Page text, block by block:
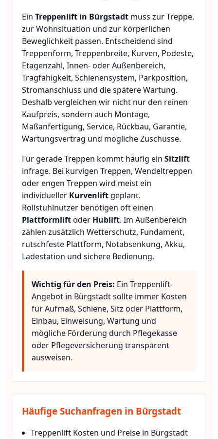
Ein Treppenlift in Bürgstadt muss zur Treppe,
zur Wohnsituation und zur körperlichen
Beweglichkeit passen. Entscheidend sind
Treppenform, Treppenbreite, Kurven, Podeste,
Etagenzahl, Innen- oder Außenbereich,
Tragfähigkeit, Schienensystem, Parkposition,
Stromanschluss und die spätere Wartung.
Deshalb vergleichen wir nicht nur den reinen
Kaufpreis, sondern auch Montage,
Maßanfertigung, Service, Rückbau, Garantie,
Wartungsvertrag und mögliche Zuschüsse.
Für gerade Treppen kommt häufig ein Sitzlift
infrage. Bei kurvigen Treppen, Wendeltreppen
oder engen Treppen wird meist ein
individueller Kurvenlift geplant.
Rollstuhlnutzer benötigen oft einen
Plattformliftoder Hublift. Im Außenbereich
zählen zusätzlich Wetterschutz, Fundament,
rutschfeste Plattform, Notabsenkung, Akku,
Ladestation und sichere Bedienung.
Wichtig für den Preis: Ein Treppenlift-
Angebot in Bürgstadt sollte immer Kosten
für Aufmaß, Schiene, Sitz oder Plattform,
Einbau, Einweisung, Wartung und
mögliche Förderung durch Pflegekasse
oder Pflegeversicherung transparent
ausweisen.
Häufige Suchanfragen in Bürgstadt
Treppenlift Kosten und Preise in Bürgstadt